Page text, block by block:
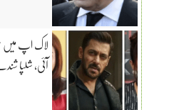
لاک اپ میں
آئی، شلپا